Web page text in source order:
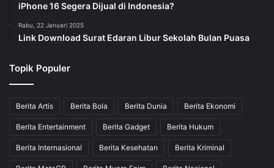
iPhone 16 Segera Dijual di Indonesia?
Rabu, 22 Januari 2025
Link Download Surat Edaran Libur Sekolah Bulan Puasa
Topik Populer
Berita Artis Berita Bola Berita Dunia Berita Ekonomi
Berita Entertainment Berita Gadget Berita Hukum
Berita Internasional Berita Kesehatan Berita Kriminal